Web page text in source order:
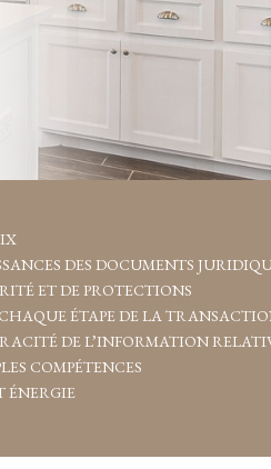
DES DOCUMENTS
ET DE PROTECTIONS
ÉTAPE DE LA
DE L’INFORMATION
COMPÉTENCES
ÉNERGIE